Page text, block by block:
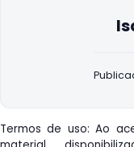
Termos de uso: Ao